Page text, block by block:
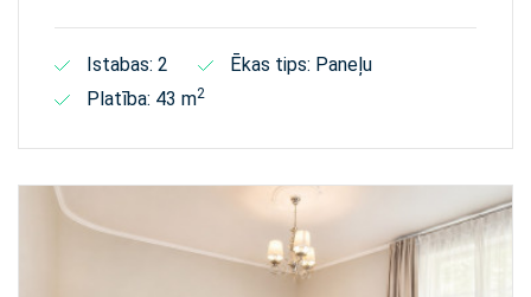
Istabas: 2
Ēkas tips: Paneļu
Platība: 43 m2